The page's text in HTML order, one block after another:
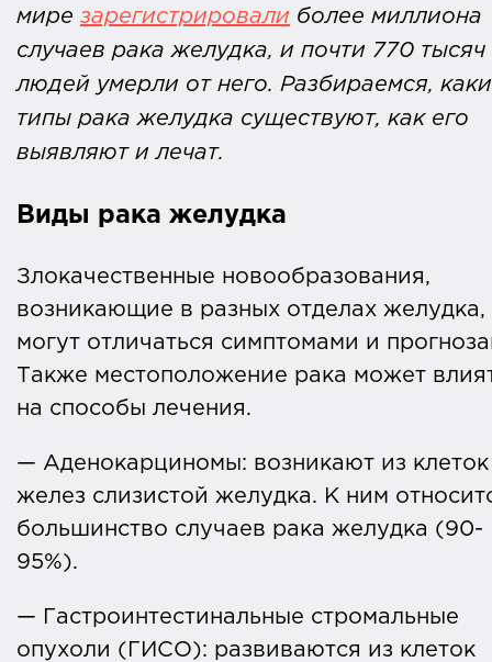
мире зарегистрировали более миллиона
случаев рака желудка, и почти 770 тысяч
людей умерли от него. Разбираемся,
типы рака желудка существуют, как его
выявляют и лечат.
Виды рака желудка
Злокачественные новообразования,
возникающие в разных отделах желудка,
могут отличаться симптомами и
Также местоположение рака может
на способы лечения.
— Аденокарциномы: возникают из клеток
желез слизистой желудка. К ним
большинство случаев рака желудка (90-
95%).
— Гастроинтестинальные стромальные
опухоли (ГИСО): развиваются из клеток